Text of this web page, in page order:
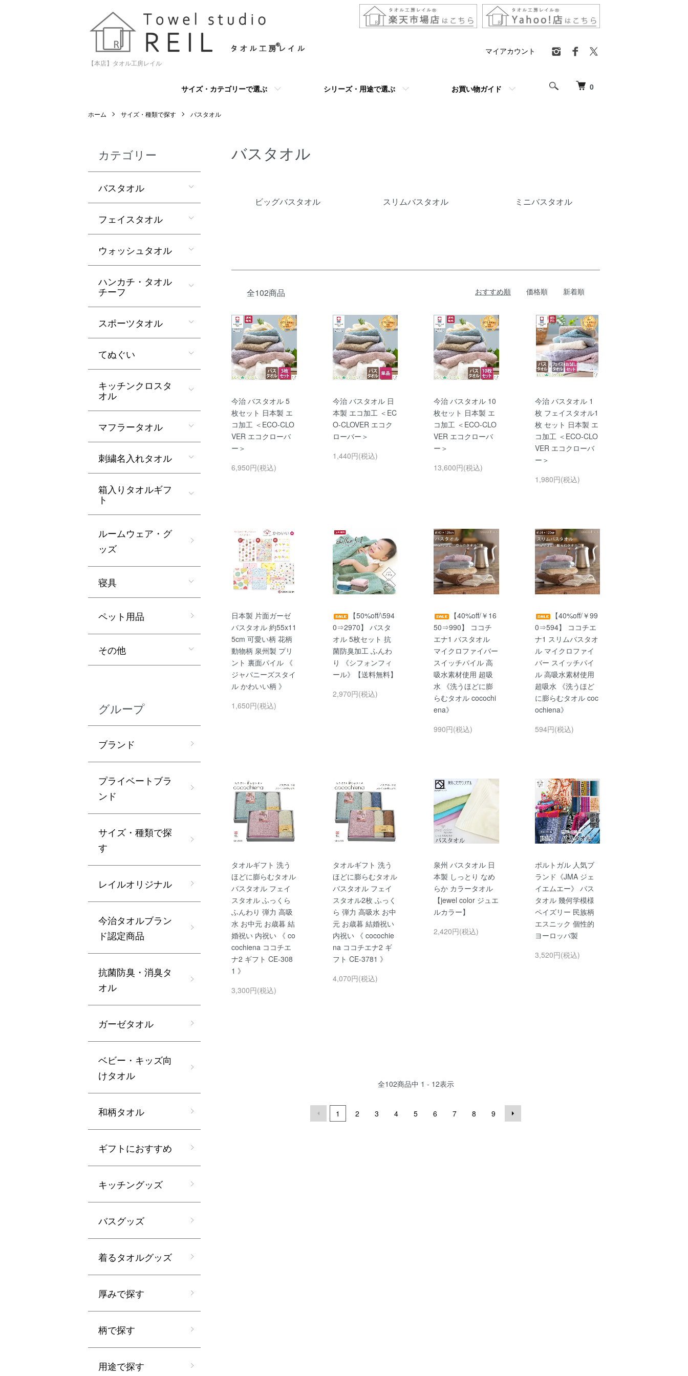
【本店】タオル工房レイル
0
サイズ・カテゴリーで選ぶ シリーズ・用途で選ぶ お買い物ガイド
マイアカウント
ホーム サイズ・種類で探す バスタオル
バスタオル
ビッグバスタオル
スリムバスタオル ミニバスタオル
全102商品 おすすめ順 価格順 新着順
今治 バスタオル 5
枚セット 日本製 エ
コ加工 ＜ECO-CLO
VER エコクローバ
ー＞
6,950円(税込)
今治 バスタオル 日
本製 エコ加工 ＜EC
O-CLOVER エコク
ローバー＞
1,440円(税込)
今治 バスタオル 10
枚セット 日本製 エ
コ加工 ＜ECO-CLO
VER エコクローバ
ー＞
13,600円(税込)
今治 バスタオル 1
枚 フェイスタオル1
枚 セット 日本製 エ
コ加工 ＜ECO-CLO
VER エコクローバ
ー＞
1,980円(税込)
日本製 片面ガーゼ
バスタオル 約55x11
5cm 可愛い柄 花柄
動物柄 泉州製 プリ
ント 裏面パイル 《
ジャパニーズスタイ
ル かわいい柄 》
1,650円(税込)
【50%off/\594
0⇒2970】 バスタ
オル 5枚セット 抗
菌防臭加工 ふんわ
り 《シフォンフィ
ール》【送料無料】
2,970円(税込)
【40%off/￥16
50⇒990】 ココチ
エナ1 バスタオル
マイクロファイバー
スイッチパイル 高
吸水素材使用 超吸
水 《洗うほどに膨
らむタオル cocochi
ena》
990円(税込)
【40%off/￥99
0⇒594】 ココチエ
ナ1 スリムバスタオ
ル マイクロファイ
バー スイッチパイ
ル 高吸水素材使用
超吸水 《洗うほど
に膨らむタオル coc
ochiena》
594円(税込)
タオルギフト 洗う
ほどに膨らむタオル
バスタオル フェイ
スタオル ふっくら
ふんわり 弾力 高吸
水 お中元 お歳暮 結
婚祝い 内祝い 《 co
cochiena ココチエ
ナ2 ギフト CE-308
1 》
3,300円(税込)
タオルギフト 洗う
ほどに膨らむタオル
バスタオル フェイ
スタオル2枚 ふっく
ら 弾力 高吸水 お中
元 お歳暮 結婚祝い
内祝い 《 cocochie
na ココチエナ2 ギ
フト CE-3781 》
4,070円(税込)
泉州 バスタオル 日
本製 しっとり なめ
らか カラータオル
【jewel color ジュエ
ルカラー】
2,420円(税込)
ポルトガル 人気ブ
ランド《JMA ジェ
イエムエー》 バス
タオル 幾何学模様
ペイズリー 民族柄
エスニック 個性的
ヨーロッパ製
3,520円(税込)
全102商品中 1 - 12表示
1 2 3 4 5 6 7 8 9
カテゴリー
バスタオル
フェイスタオル
ウォッシュタオル
ハンカチ・タオル
チーフ
スポーツタオル
てぬぐい
キッチンクロスタ
オル
マフラータオル
刺繍名入れタオル
箱入りタオルギフ
ト
ルームウェア・グ
ッズ
寝具
ペット用品
その他
グループ
ブランド
プライベートブラ
ンド
サイズ・種類で探
す
レイルオリジナル
今治タオルブラン
ド認定商品
抗菌防臭・消臭タ
オル
ガーゼタオル
ベビー・キッズ向
けタオル
和柄タオル
ギフトにおすすめ
キッチングッズ
バスグッズ
着るタオルグッズ
厚みで探す
柄で探す
用途で探す